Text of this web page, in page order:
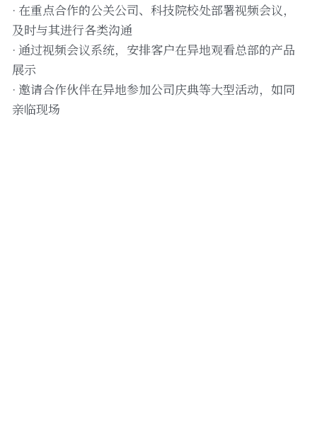
· 在重点合作的公关公司、科技院校处部署视频会议，
及时与其进行各类沟通
· 通过视频会议系统，安排客户在异地观看总部的产品
展示
· 邀请合作伙伴在异地参加公司庆典等大型活动，如同
亲临现场